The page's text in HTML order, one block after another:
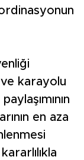
karayolu
en aza